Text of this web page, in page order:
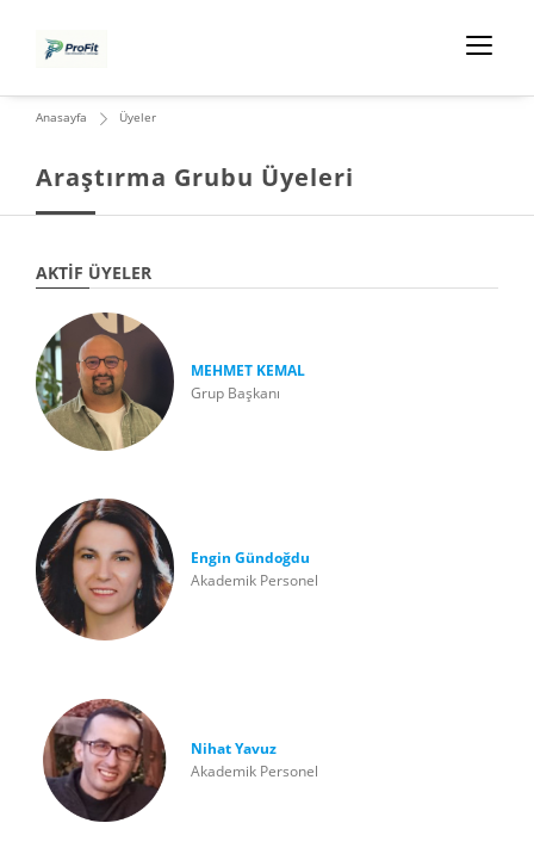
Araştırma Grubu Üyeleri
Anasayfa Üyeler
AKTIF ÜYELER
MEHMET KEMAL
Grup Başkanı
Engin Gündoğdu
Akademik Personel
Nihat Yavuz
Akademik Personel